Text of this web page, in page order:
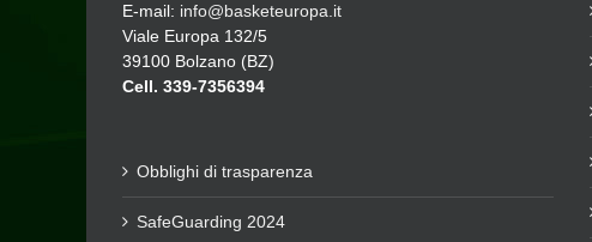
E-mail: info@basketeuropa.it
Viale Europa 132/5
39100 Bolzano (BZ)
Cell. 339-7356394
Obblighi di trasparenza
SafeGuarding 2024